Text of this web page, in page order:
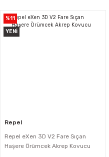
%11
YENİ
Repel
Repel eXen 3D V2 Fare Sıçan
Haşere Örümcek Akrep Kovucu